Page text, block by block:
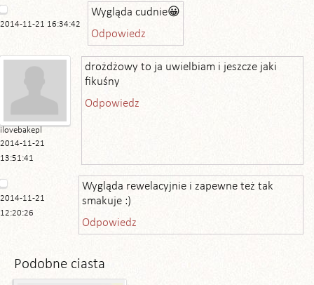
2014-11-21 16:34:42
Wygląda cudnie😀
Odpowiedz
ilovebakepl
2014-11-21
13:51:41
drożdżowy to ja uwielbiam i jeszcze jaki
fikuśny
Odpowiedz
2014-11-21
12:20:26
Wygląda rewelacyjnie i zapewne też tak
smakuje :)
Odpowiedz
Podobne ciasta